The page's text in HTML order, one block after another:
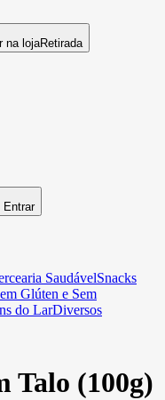
na lojaRetirada
Entrar
SaudávelSnacks
Glúten e Sem
do LarDiversos
Talo (100g)